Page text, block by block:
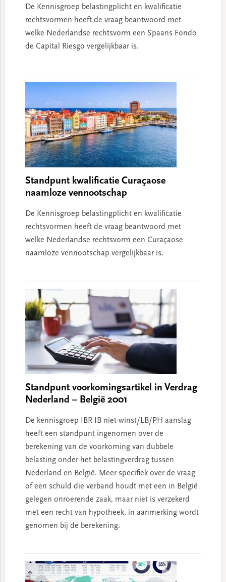
De Kennisgroep belastingplicht en kwalificatie
rechtsvormen heeft de vraag beantwoord met
welke Nederlandse rechtsvorm een Spaans Fondo
de Capital Riesgo vergelijkbaar is.
Standpunt kwalificatie Curaçaose
naamloze vennootschap
De Kennisgroep belastingplicht en kwalificatie
rechtsvormen heeft de vraag beantwoord met
welke Nederlandse rechtsvorm een Curaçaose
naamloze vennootschap vergelijkbaar is.
Standpunt voorkomingsartikel in Verdrag
Nederland – België 2001
De kennisgroep IBR IB niet-winst/LB/PH aanslag
heeft een standpunt ingenomen over de
berekening van de voorkoming van dubbele
belasting onder het belastingverdrag tussen
Nederland en België. Meer specifiek over de vraag
of een schuld die verband houdt met een in België
gelegen onroerende zaak, maar niet is verzekerd
met een recht van hypotheek, in aanmerking wordt
genomen bij de berekening.